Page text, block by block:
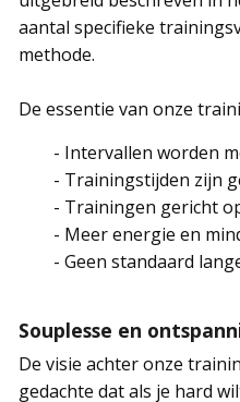
aantal specifieke
methode.
De essentie van onze
- Intervallen worden
- Trainingstijden zijn
- Trainingen gericht
- Meer energie en
- Geen standaard
Souplesse en
De visie achter onze
gedachte dat als je hard